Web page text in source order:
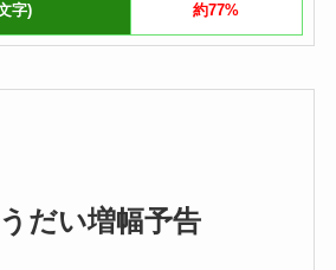
字) 約77%
だい増幅予告